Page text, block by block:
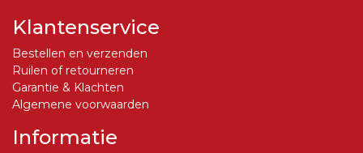
Klantenservice
Bestellen en verzenden
Ruilen of retourneren
Garantie & Klachten
Algemene voorwaarden
Informatie